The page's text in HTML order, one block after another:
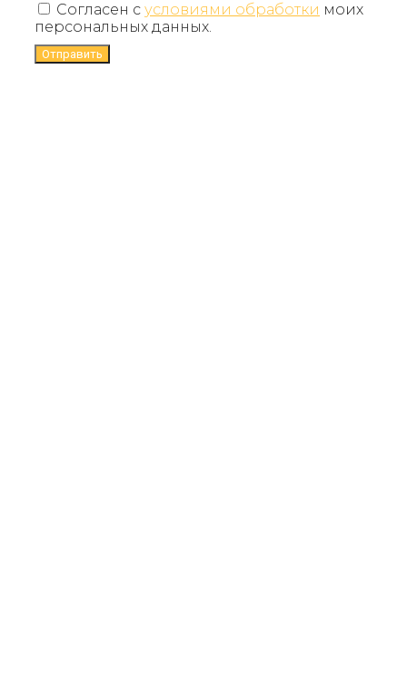
Согласен с условиями обработки моих
персональных данных.
Отправить